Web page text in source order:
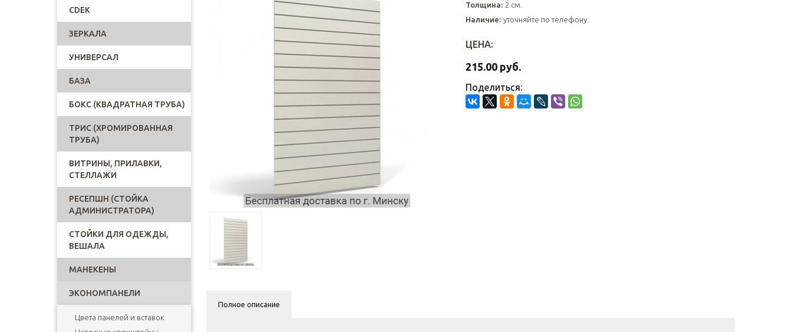
CDEK
ЗЕРКАЛА
УНИВЕРСАЛ
БАЗА
БОКС (КВАДРАТНАЯ ТРУБА)
ТРИС (ХРОМИРОВАННАЯ
ТРУБА)
ВИТРИНЫ, ПРИЛАВКИ,
СТЕЛЛАЖИ
РЕСЕПШН (СТОЙКА
АДМИНИСТРАТОРА)
СТОЙКИ ДЛЯ ОДЕЖДЫ,
ВЕШАЛА
МАНЕКЕНЫ
ЭКОНОМПАНЕЛИ
Цвета панелей и вставок
Толщина: 2 см.
Наличие: уточняйте по телефону
ЦЕНА:
215.00 руб.
Поделиться:
Полное описание